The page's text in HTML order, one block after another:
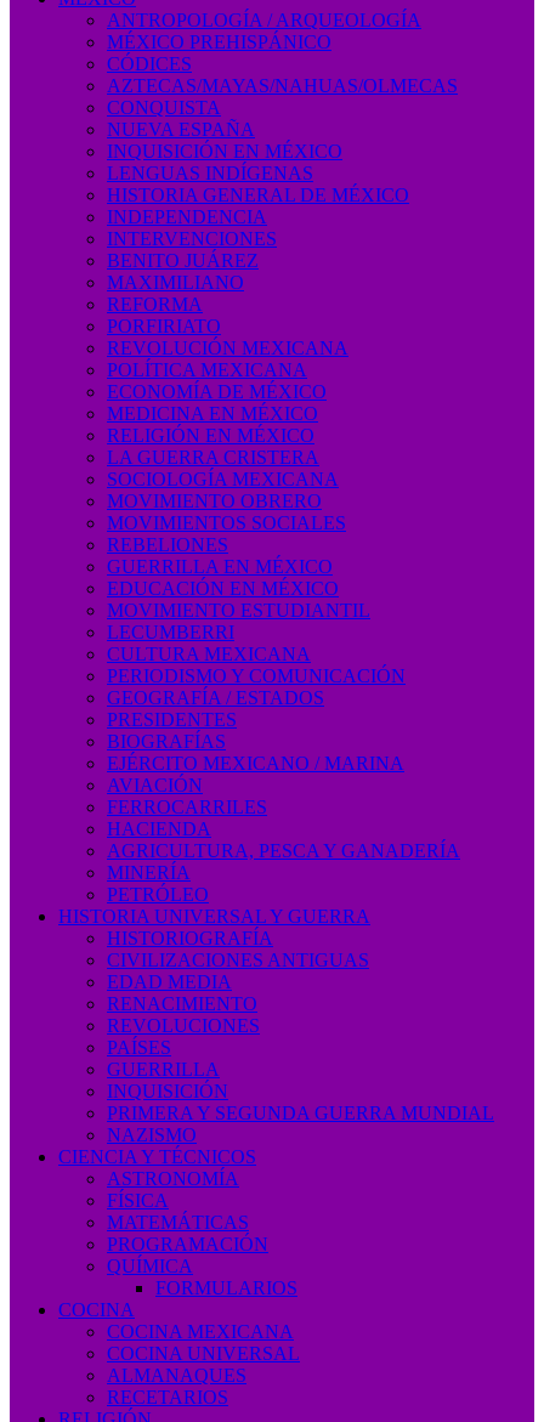
ANTROPOLOGÍA / ARQUEOLOGÍA
MÉXICO PREHISPÁNICO
CÓDICES
AZTECAS/MAYAS/NAHUAS/OLMECAS
CONQUISTA
NUEVA ESPAÑA
INQUISICIÓN EN MÉXICO
LENGUAS INDÍGENAS
HISTORIA GENERAL DE MÉXICO
INDEPENDENCIA
INTERVENCIONES
BENITO JUÁREZ
MAXIMILIANO
REFORMA
PORFIRIATO
REVOLUCIÓN MEXICANA
POLÍTICA MEXICANA
ECONOMÍA DE MÉXICO
MEDICINA EN MÉXICO
RELIGIÓN EN MÉXICO
LA GUERRA CRISTERA
SOCIOLOGÍA MEXICANA
MOVIMIENTO OBRERO
MOVIMIENTOS SOCIALES
REBELIONES
GUERRILLA EN MÉXICO
EDUCACIÓN EN MÉXICO
MOVIMIENTO ESTUDIANTIL
LECUMBERRI
CULTURA MEXICANA
PERIODISMO Y COMUNICACIÓN
GEOGRAFÍA / ESTADOS
PRESIDENTES
BIOGRAFÍAS
EJÉRCITO MEXICANO / MARINA
AVIACIÓN
FERROCARRILES
HACIENDA
AGRICULTURA, PESCA Y GANADERÍA
MINERÍA
PETRÓLEO
HISTORIA UNIVERSAL Y GUERRA
HISTORIOGRAFÍA
CIVILIZACIONES ANTIGUAS
EDAD MEDIA
RENACIMIENTO
REVOLUCIONES
PAÍSES
GUERRILLA
INQUISICIÓN
PRIMERA Y SEGUNDA GUERRA MUNDIAL
NAZISMO
CIENCIA Y TÉCNICOS
ASTRONOMÍA
FÍSICA
MATEMÁTICAS
PROGRAMACIÓN
QUÍMICA
FORMULARIOS
COCINA
COCINA MEXICANA
COCINA UNIVERSAL
ALMANAQUES
RECETARIOS